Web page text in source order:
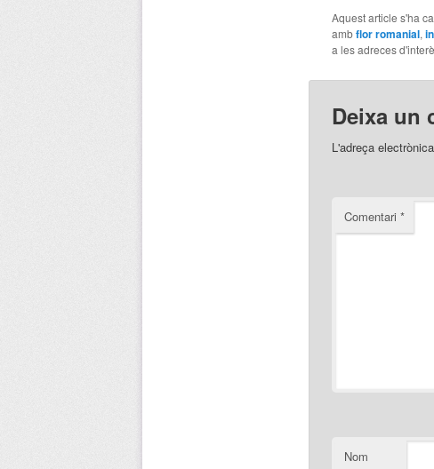
Aquest article s'ha
ambflor romanial,
a les adreces
Deixa un
L'adreça
Comentari *
Nom